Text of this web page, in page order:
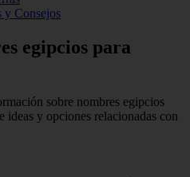
y Consejos
egipcios para
sobre nombres egipcios
ideas y opciones relacionadas con